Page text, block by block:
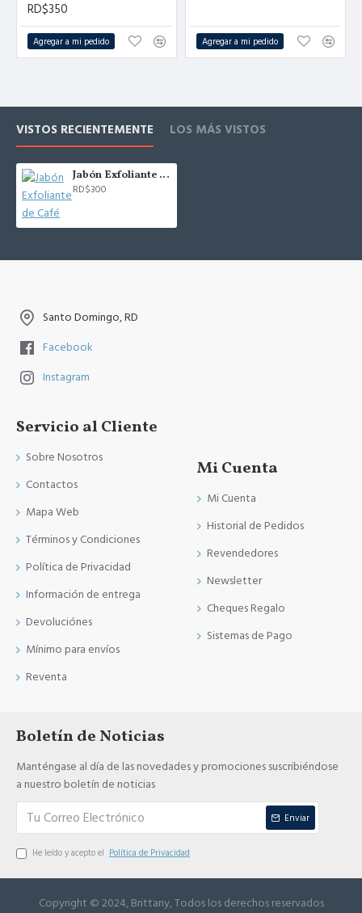
RD$350
Agregar a mi pedido Agregar a mi pedido
VISTOS RECIENTEMENTE LOS MÁS VISTOS
Jabón Exfoliante de Café
RD$300
Santo Domingo, RD
Facebook
Instagram
Servicio al Cliente
Sobre Nosotros
Contactos
Mapa Web
Términos y Condiciones
Política de Privacidad
Información de entrega
Devoluciónes
Mínimo para envíos
Reventa
Mi Cuenta
Mi Cuenta
Historial de Pedidos
Revendedores
Newsletter
Cheques Regalo
Sistemas de Pago
Boletín de Noticias
Manténgase al día de las novedades y promociones suscribiéndose
a nuestro boletín de noticias
Enviar
He leído y acepto el Política de Privacidad
Copyright © 2024, Brittany, Todos los derechos reservados